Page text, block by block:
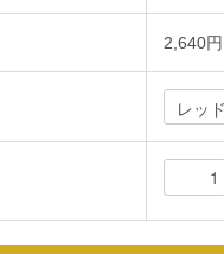
2,640円